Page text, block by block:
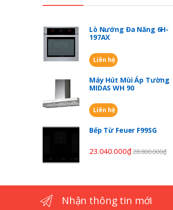
s
Lò Nướng Đa Năng 6H-
197AX
Liên hệ
Máy Hút Mùi Áp Tường
MIDAS WH 90
Liên hệ
Bếp Từ Feuer F99SG
23.040.000₫ 28.800.000₫
Nhận thông tin mới